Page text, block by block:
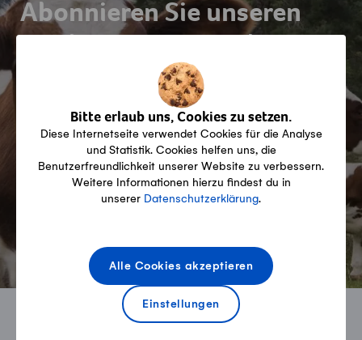
Bitte erlaub uns, Cookies zu setzen.
Diese Internetseite verwendet Cookies für die Analyse
und Statistik. Cookies helfen uns, die
Benutzerfreundlichkeit unserer Website zu verbessern.
Weitere Informationen hierzu findest du in
unserer Datenschutzerklärung.
Einstellungen
Alle Cookies akzeptieren
Abonnieren Sie unseren